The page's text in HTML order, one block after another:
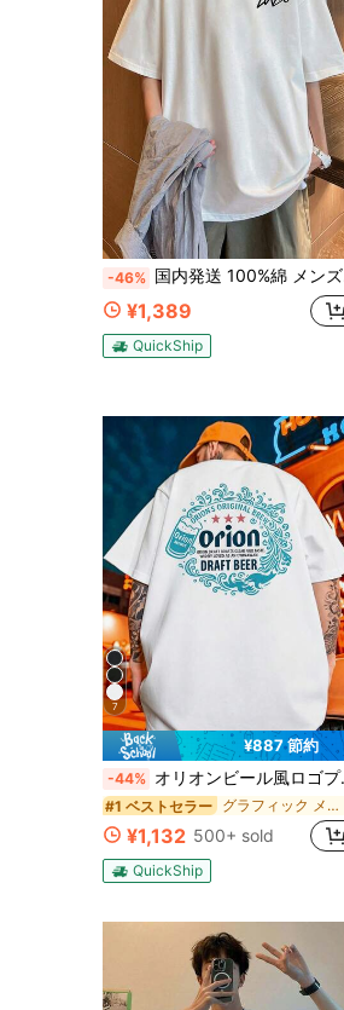
-46% 国内発送 100%綿 メンズ半袖 夏の新作プリントTシャツ 男女兼用 ゆったりカジュアル丸首トップス
¥1,389
QuickShip
7
¥887 節約
-44% オリオンビール風ロゴプリント ホワイト 半袖Tシャツ 綿100% メンズ カジュアル おしゃれ.国内配送、2026年新型半袖、日常外出通勤通学に適しており、生地が快適で、長さが標準で、機械洗濯が可能
#1 ベストセラー グラフィック メンズTシャツ
¥1,132 500+ sold
QuickShip